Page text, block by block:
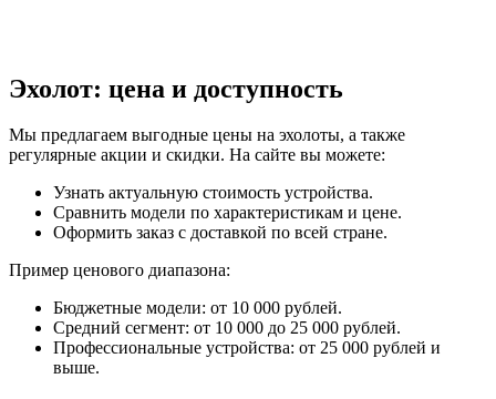
Эхолот: цена и доступность
Мы предлагаем выгодные цены на эхолоты, а также
регулярные акции и скидки. На сайте вы можете:
Узнать актуальную стоимость устройства.
Сравнить модели по характеристикам и цене.
Оформить заказ с доставкой по всей стране.
Пример ценового диапазона:
Бюджетные модели: от 10 000 рублей.
Средний сегмент: от 10 000 до 25 000 рублей.
Профессиональные устройства: от 25 000 рублей и
выше.